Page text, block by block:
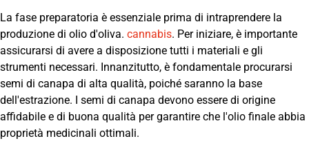
La fase preparatoria è essenziale prima di intraprendere la
produzione di olio d'oliva. cannabis. Per iniziare, è importante
assicurarsi di avere a disposizione tutti i materiali e gli
strumenti necessari. Innanzitutto, è fondamentale procurarsi
semi di canapa di alta qualità, poiché saranno la base
dell'estrazione. I semi di canapa devono essere di origine
affidabile e di buona qualità per garantire che l'olio finale abbia
proprietà medicinali ottimali.